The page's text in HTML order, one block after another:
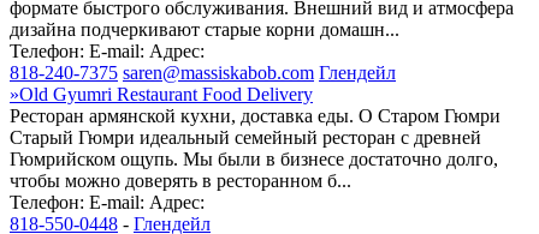
формате быстрого обслуживания. Внешний вид и атмосфера
дизайна подчеркивают старые корни домашн...
Телефон: E-mail: Адрес:
818-240-7375 saren@massiskabob.com Глендейл
»Old Gyumri Restaurant Food Delivery
Ресторан армянской кухни, доставка еды. О Старом Гюмри
Старый Гюмри идеальный семейный ресторан с древней
Гюмрийском ощупь. Мы были в бизнесе достаточно долго,
чтобы можно доверять в ресторанном б...
Телефон: E-mail: Адрес:
818-550-0448 - Глендейл